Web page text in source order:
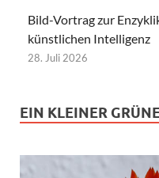
Bild-Vortrag zur
künstlichen Intelligenz
28. Juli 2026
EIN KLEINER